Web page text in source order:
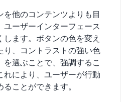
を他のコンテンツよりも目
ユーザーインターフェース
します。ボタンの色を変え
り、コントラストの強い色
を選ぶことで、強調するこ
れにより、ユーザーが行動
ことができます。